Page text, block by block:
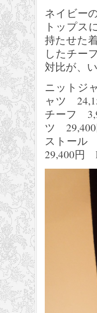
ネイビー
トップス
持たせた
したチー
対比が、
ニット
ャツ
チーフ
ツ 29,400
ストー
29,400円